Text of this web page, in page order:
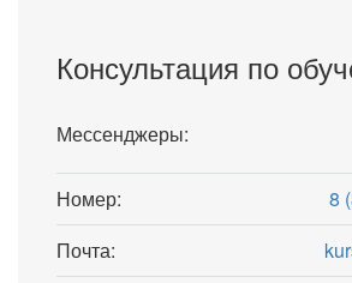
Консультация по
Мессенджеры:
Номер:
8
Почта: